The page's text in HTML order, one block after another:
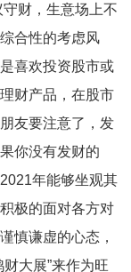
财，生意场上不
合性的考虑风
喜欢投资股市或
财产品，在股市
友要注意了，发
你没有发财的
年能够坐观其
极的面对各方对
慎谦虚的心态，
大展”来作为旺